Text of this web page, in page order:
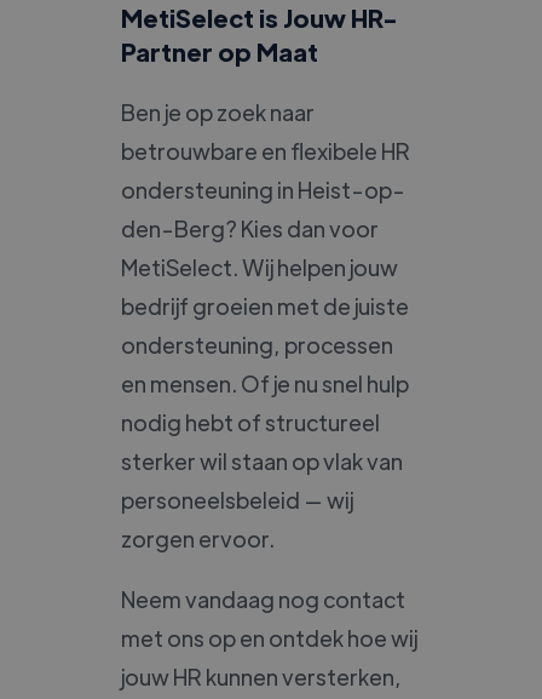
MetiSelect is Jouw HR-
Partner op Maat
Ben je op zoek naar
betrouwbare en flexibele HR
ondersteuning in Heist-op-
den-Berg? Kies dan voor
MetiSelect. Wij helpen jouw
bedrijf groeien met de juiste
ondersteuning, processen
en mensen. Of je nu snel hulp
nodig hebt of structureel
sterker wil staan op vlak van
personeelsbeleid — wij
zorgen ervoor.
Neem vandaag nog contact
met ons op en ontdek hoe wij
jouw HR kunnen versterken,